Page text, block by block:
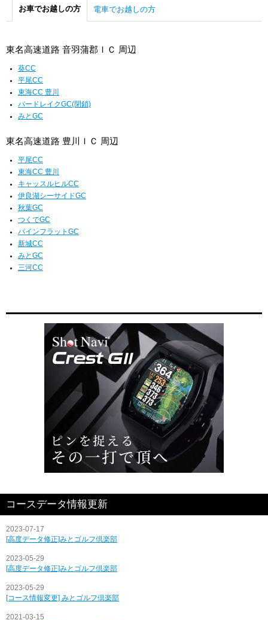
お車でお越しの方 電車でお越しの方
東名高速道路 音羽蒲郡ＩＣ 周辺
葵CC
平尾CC
東海CC 豊川
バードレイクGC(閉鎖)
みとGC
東名高速道路 豊川ＩＣ 周辺
平尾CC
東海CC 豊川
キャッスルヒルCC
伊良湖シーサイドGC
秋葉GC
つくでGC
パインフラットGC
新城CC
みとGC
三河CC
コースデータ情報更新
2023-07-17
[高度データ修正]みとゴルフ倶楽部
2023-05-29
[高度データ修正]みとゴルフ倶楽部
2023-05-29
[コース情報変更] みとゴルフ倶楽部
2021-03-15